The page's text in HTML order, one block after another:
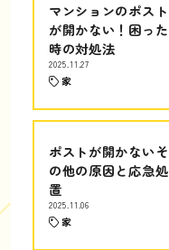
マンションのポスト
が開かない！困った
時の対処法
2025.11.27
家
ポストが開かないそ
の他の原因と応急処
置
2025.11.06
家